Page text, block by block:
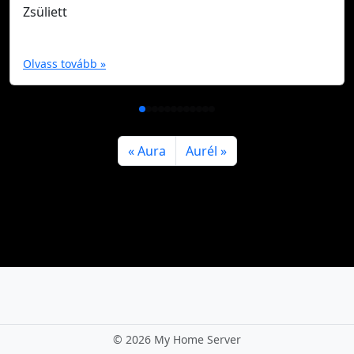
Zsüliett
Olvass tovább »
Aura Aurél
© 2026 My Home Server